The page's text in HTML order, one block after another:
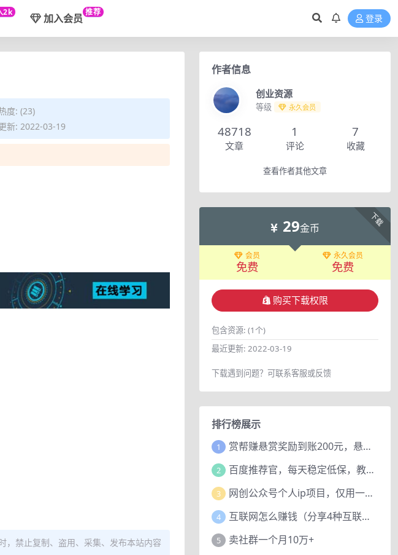
2k 加入会员 推荐
登录
度: (23)
新: 2022-03-19
，禁止复制、盗用、采集、发布本站内容
作者信息
创业资源
等级 永久会员
48718
文章
1
评论
7
收藏
查看作者其他文章
下载
29金币
会员
免费
永久会员
免费
购买下载权限
包含资源: (1个)
最近更新: 2022-03-19
下载遇到问题？可联系客服或反馈
排行榜展示
1 赏帮赚悬赏奖励到账200元，悬赏任务多劳多得，人人可做。
2 百度推荐官，每天稳定低保，教程赠上
3 网创公众号个人ip项目，仅用一篇文章做到全网引流！
4 互联网怎么赚钱（分享4种互联网赚钱模式）
5 卖社群一个月10万+